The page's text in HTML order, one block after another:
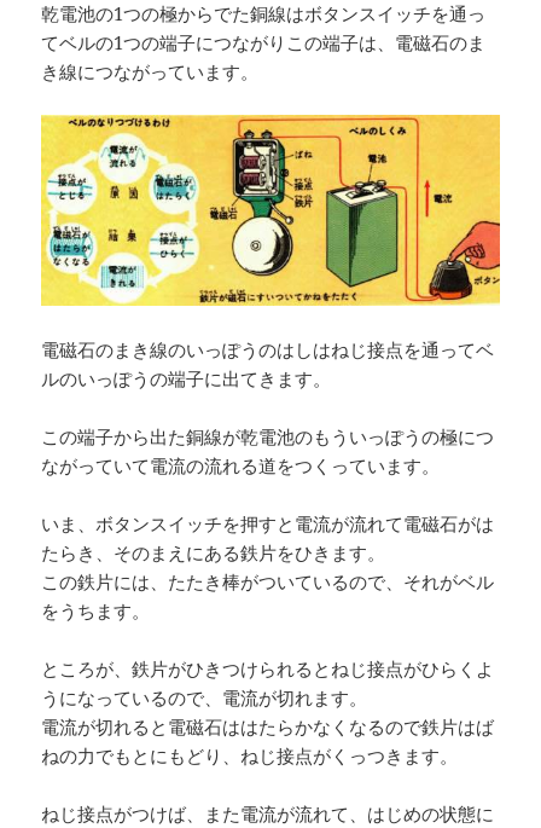
乾電池の1つの極からでた銅線はボタンスイッチを通っ
てベルの1つの端子につながりこの端子は、電磁石のま
き線につながっています。
電磁石のまき線のいっぽうのはしはねじ接点を通ってベ
ルのいっぽうの端子に出てきます。
この端子から出た銅線が乾電池のもういっぽうの極につ
ながっていて電流の流れる道をつくっています。
いま、ボタンスイッチを押すと電流が流れて電磁石がは
たらき、そのまえにある鉄片をひきます。
この鉄片には、たたき棒がついているので、それがベル
をうちます。
ところが、鉄片がひきつけられるとねじ接点がひらくよ
うになっているので、電流が切れます。
電流が切れると電磁石ははたらかなくなるので鉄片はば
ねの力でもとにもどり、ねじ接点がくっつきます。
ねじ接点がつけば、また電流が流れて、はじめの状態に